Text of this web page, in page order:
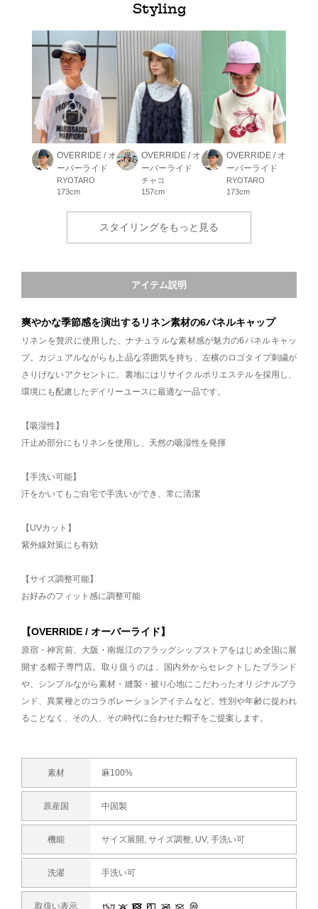
Styling
OVERRIDE / オ
ーバーライド
RYOTARO
173cm
OVERRIDE / オ
ーバーライド
チャコ
157cm
OVERRIDE / オ
ーバーライド
RYOTARO
173cm
スタイリングをもっと見る
アイテム説明
爽やかな季節感を演出するリネン素材の6パネルキャップ
リネンを贅沢に使用した、ナチュラルな素材感が魅力の6パネルキャッ
プ。カジュアルながらも上品な雰囲気を持ち、左横のロゴタイプ刺繍が
さりげないアクセントに。裏地にはリサイクルポリエステルを採用し、
環境にも配慮したデイリーユースに最適な一品です。
【吸湿性】
汗止め部分にもリネンを使用し、天然の吸湿性を発揮
【手洗い可能】
汗をかいてもご自宅で手洗いができ、常に清潔
【UVカット】
紫外線対策にも有効
【サイズ調整可能】
お好みのフィット感に調整可能
【OVERRIDE / オーバーライド】
原宿・神宮前、大阪・南堀江のフラッグシップストアをはじめ全国に展
開する帽子専門店。取り扱うのは、国内外からセレクトしたブランド
や、シンプルながら素材・縫製・被り心地にこだわったオリジナルブラ
ンド、異業種とのコラボレーションアイテムなど。性別や年齢に捉われ
ることなく、その人、その時代に合わせた帽子をご提案します。
素材 麻100%
原産国 中国製
機能 サイズ展開, サイズ調整, UV, 手洗い可
洗濯 手洗い可
取扱い表示